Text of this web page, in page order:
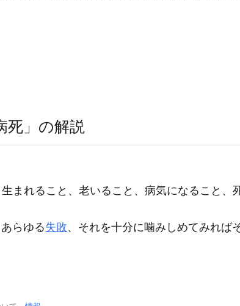
死」の解説
まれること、老いること、病気になること、
らゆる失敗、それを十分に噛みしめてみれば